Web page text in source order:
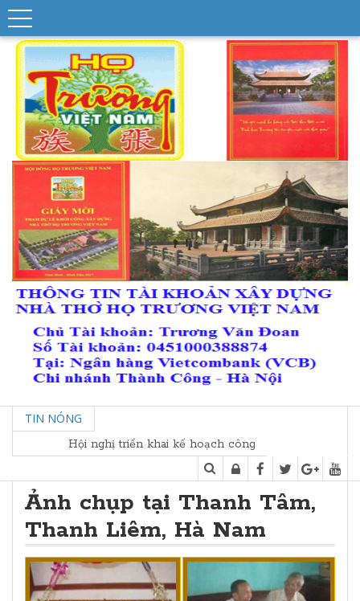
TIN NÓNG
Hội nghị triển khai kế hoạch công tác kết nối các Tộc
Ảnh chụp tại Thanh Tâm,
Thanh Liêm, Hà Nam